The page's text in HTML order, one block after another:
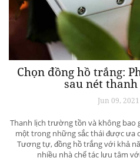
Chọn đồng hồ trắng:
sau nét
Jun 09,
Thanh lịch trường tồn và không bao
một trong những sắc thái được ưa
Tương tự, đồng hồ trắng với khả
nhiều nhà chế tác lưu tâm